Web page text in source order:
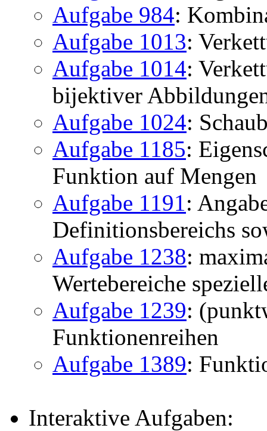
Aufgabe 984:
Aufgabe 1013:
Aufgabe 1014:
bijektiver
Aufgabe 1024:
Aufgabe 1185:
Funktion auf Mengen
Aufgabe 1191:
Definitionsbereichs
Aufgabe 1238:
Wertebereiche
Aufgabe 1239:
Funktionenreihen
Aufgabe 1389:
Interaktive Aufgaben: